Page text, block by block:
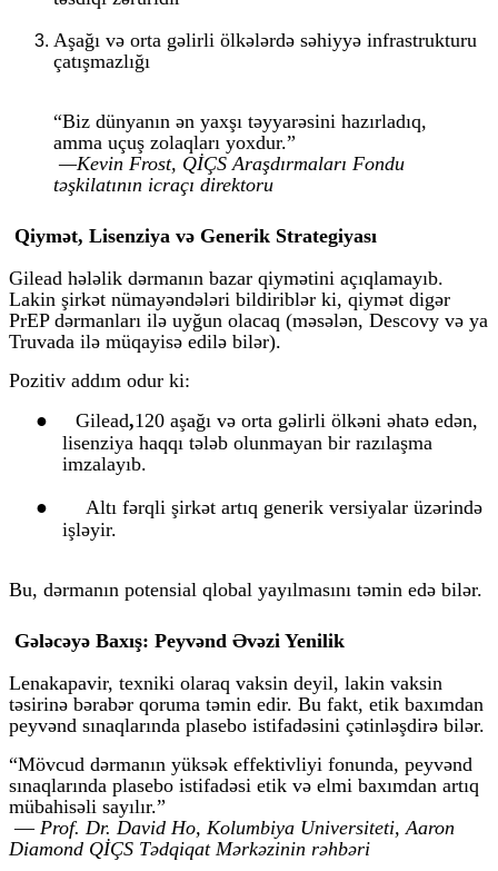
Aşağı və orta gəlirli ölkələrdə səhiyyə infrastrukturu
çatışmazlığı
“Biz dünyanın ən yaxşı təyyarəsini hazırladıq,
amma uçuş zolaqları yoxdur.”
—Kevin Frost, QİÇS Araşdırmaları Fondu
təşkilatının icraçı direktoru
Qiymət, Lisenziya və Generik Strategiyası
Gilead hələlik dərmanın bazar qiymətini açıqlamayıb.
Lakin şirkət nümayəndələri bildiriblər ki, qiymət digər
PrEP dərmanları ilə uyğun olacaq (məsələn, Descovy və ya
Truvada ilə müqayisə edilə bilər).
Pozitiv addım odur ki:
●
Gilead,120 aşağı və orta gəlirli ölkəni əhatə edən,
lisenziya haqqı tələb olunmayan bir razılaşma
imzalayıb.
●
Altı fərqli şirkət artıq generik versiyalar üzərində
işləyir.
Bu, dərmanın potensial qlobal yayılmasını təmin edə bilər.
Gələcəyə Baxış: Peyvənd Əvəzi Yenilik
Lenakapavir, texniki olaraq vaksin deyil, lakin vaksin
təsirinə bərabər qoruma təmin edir. Bu fakt, etik baxımdan
peyvənd sınaqlarında plasebo istifadəsini çətinləşdirə bilər.
“Mövcud dərmanın yüksək effektivliyi fonunda, peyvənd
sınaqlarında plasebo istifadəsi etik və elmi baxımdan artıq
mübahisəli sayılır.”
— Prof. Dr. David Ho, Kolumbiya Universiteti, Aaron
Diamond QİÇS Tədqiqat Mərkəzinin rəhbəri